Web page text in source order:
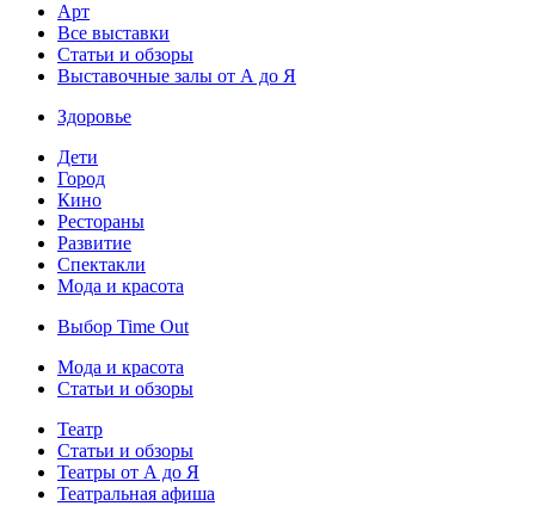
Арт
Все выставки
Статьи и обзоры
Выставочные залы от А до Я
Здоровье
Дети
Город
Кино
Рестораны
Развитие
Спектакли
Мода и красота
Выбор Time Out
Мода и красота
Статьи и обзоры
Театр
Статьи и обзоры
Театры от А до Я
Театральная афиша